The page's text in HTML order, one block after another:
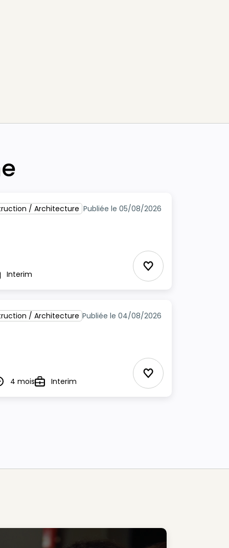
/ Architecture Publiée le 05/08/2026
Interim Ajouter aux
/ Architecture Publiée le 04/08/2026
4 moisTypeInterim Ajouter aux